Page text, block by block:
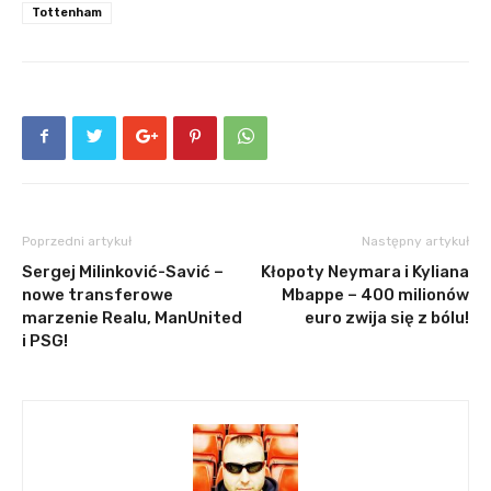
Tottenham
Poprzedni artykuł
Sergej Milinković-Savić –
nowe transferowe
marzenie Realu, ManUnited
i PSG!
Następny artykuł
Kłopoty Neymara i Kyliana
Mbappe – 400 milionów
euro zwija się z bólu!